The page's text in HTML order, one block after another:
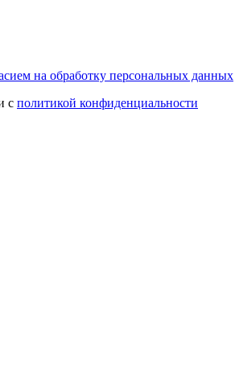
на обработку персональных данных
с политикой конфиденциальности